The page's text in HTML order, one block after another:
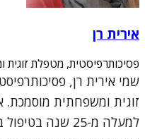
אירית רן
פסיכותרפיסטית, מטפלת זוגית
שמי אירית רן,
זוגית ומשפחתית מוסמכת.
למעלה מ-25 שנה